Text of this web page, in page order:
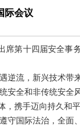
际会议
席第十四届安全事
逆流，新兴技术带
安全和非传统安全
携手迈向持久和平
守国际法治，全面